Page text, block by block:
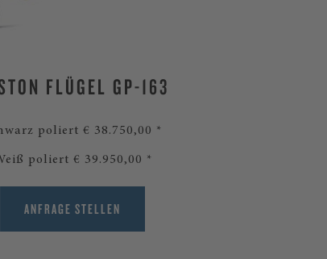
FLÜGEL GP-163
poliert € 38.750,00 *
poliert € 39.950,00 *
ANFRAGE STELLEN